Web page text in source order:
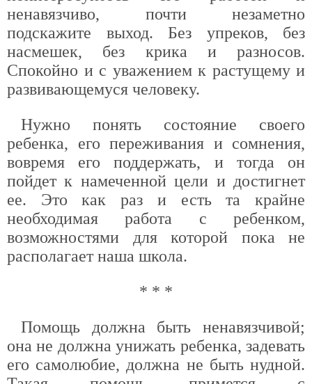
ненавязчиво, почти незаметно
подскажите выход. Без упреков, без
насмешек, без крика и разносов.
Спокойно и с уважением к растущему и
развивающемуся человеку.
Нужно понять состояние своего
ребенка, его переживания и сомнения,
вовремя его поддержать, и тогда он
пойдет к намеченной цели и достигнет
ее. Это как раз и есть та крайне
необходимая работа с ребенком,
возможностями для которой пока не
располагает наша школа.
* * *
Помощь должна быть ненавязчивой;
она не должна унижать ребенка, задевать
его самолюбие, должна не быть нудной.